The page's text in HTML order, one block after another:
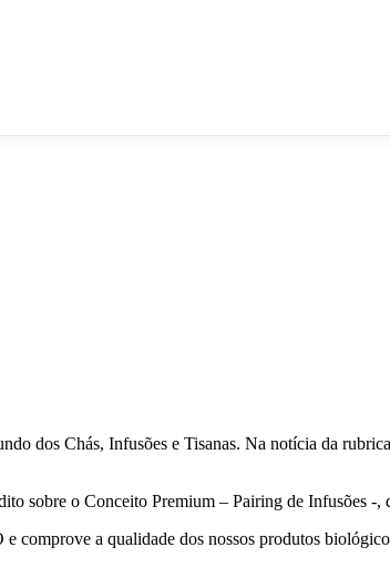
dos Chás, Infusões e Tisanas. Na notícia da
sobre o Conceito Premium – Pairing de Infusões -,
comprove a qualidade dos nossos produtos